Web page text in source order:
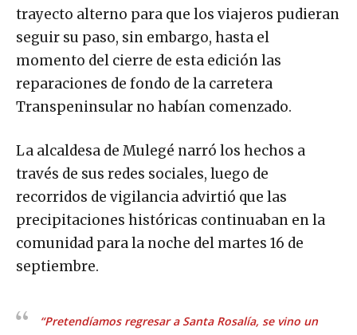
trayecto alterno para que los viajeros pudieran
seguir su paso, sin embargo, hasta el
momento del cierre de esta edición las
reparaciones de fondo de la carretera
Transpeninsular no habían comenzado.
La alcaldesa de Mulegé narró los hechos a
través de sus redes sociales, luego de
recorridos de vigilancia advirtió que las
precipitaciones históricas continuaban en la
comunidad para la noche del martes 16 de
septiembre.
“Pretendíamos regresar a Santa Rosalía, se vino un